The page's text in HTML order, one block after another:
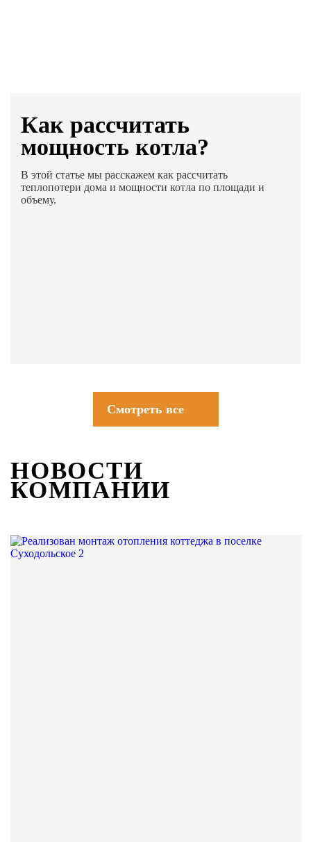
Как раcсчитать
мощность котла?
В этой статье мы расскажем как рассчитать
теплопотери дома и мощности котла по площади и
объему.
Смотреть все
НОВОСТИ
КОМПАНИИ